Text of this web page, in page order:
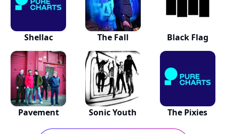
Shellac The Fall Black Flag
Pavement Sonic Youth The Pixies